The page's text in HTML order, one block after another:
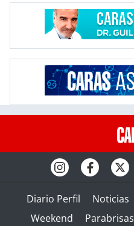
Diario Perfil Noticias
Weekend
Parabrisas